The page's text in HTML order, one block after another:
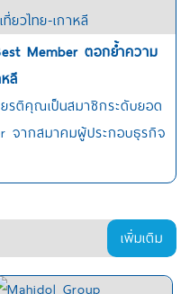
Member ตอกย้ำความ
ลี
ยรติคุณเป็นสมาชิกระดับยอด
จากสมาคมผู้ประกอบธุรกิจ
เพิ่มเติม